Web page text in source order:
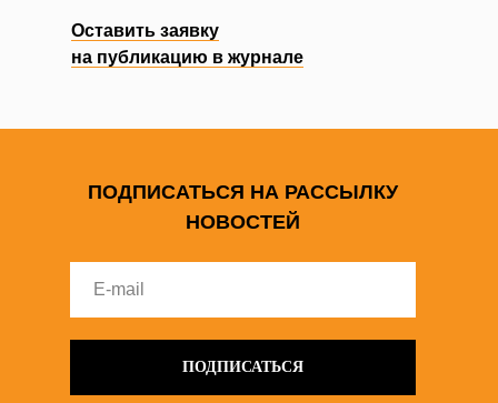
ПОДПИСАТЬСЯ
ПОДПИСАТЬСЯ НА РАССЫЛКУ
НОВОСТЕЙ
Оставить заявку
на публикацию в журнале